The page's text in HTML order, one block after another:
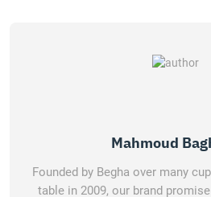
Mahmoud
Founded by Begha over many
table in 2009, our brand